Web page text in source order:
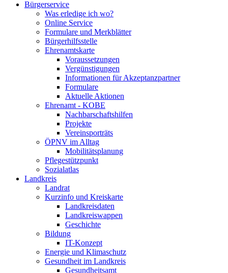
Bürgerservice
Was erledige ich wo?
Online Service
Formulare und Merkblätter
Bürgerhilfsstelle
Ehrenamtskarte
Voraussetzungen
Vergünstigungen
Informationen für Akzeptanzpartner
Formulare
Aktuelle Aktionen
Ehrenamt - KOBE
Nachbarschaftshilfen
Projekte
Vereinsporträts
ÖPNV im Alltag
Mobilitätsplanung
Pflegestützpunkt
Sozialatlas
Landkreis
Landrat
Kurzinfo und Kreiskarte
Landkreisdaten
Landkreiswappen
Geschichte
Bildung
IT-Konzept
Energie und Klimaschutz
Gesundheit im Landkreis
Gesundheitsamt